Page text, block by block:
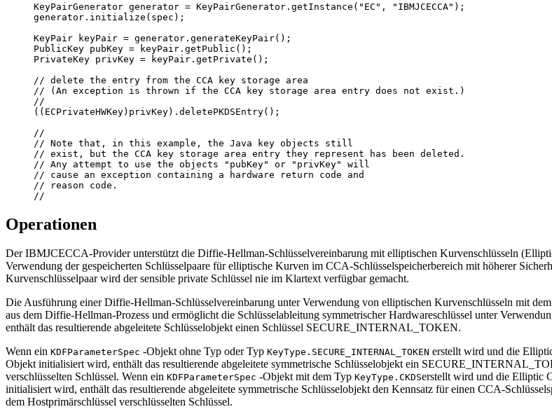
KeyPairGenerator generator = KeyPairGenerator.getInstance("EC", "IBMJCECCA");
generator.initialize(spec);
KeyPair keyPair = generator.generateKeyPair();
PublicKey pubKey = keyPair.getPublic();
PrivateKey privKey = keyPair.getPrivate();
// delete the entry from the CCA key storage area
// (An exception is thrown if the CCA key storage area entry does not exist.)
//
((ECPrivateHWKey)privKey).deletePKDSEntry();
//
// Note that, in this example, the Java key objects still
// exist, but the CCA key storage area entry they represent has been deleted.
// Any attempt to use the objects "pubKey" or "privKey" will
// cause an exception containing a hardware return code and
// reason code.
//
Operationen
Der IBMJCECCA-Provider unterstützt die Diffie-Hellman-Schlüsselvereinbarung mit elliptischen Kurvenschlüsseln
Verwendung der gespeicherten Schlüsselpaare für elliptische Kurven im CCA-Schlüsselspeicherbereich mit höherer
Kurvenschlüsselpaar wird der sensible private Schlüssel nie im Klartext verfügbar gemacht.
Die Ausführung einer Diffie-Hellman-Schlüsselvereinbarung unter Verwendung von elliptischen Kurvenschlüsseln mit
aus dem Diffie-Hellman-Prozess und ermöglicht die Schlüsselableitung symmetrischer Hardwareschlüssel unter
enthält das resultierende abgeleitete Schlüsselobjekt einen Schlüssel SECURE_INTERNAL_TOKEN.
Wenn ein KDFParameterSpec -Objekt ohne Typ oder Typ KeyType.SECURE_INTERNAL_TOKEN erstellt wird und die
Objekt initialisiert wird, enthält das resultierende abgeleitete symmetrische Schlüsselobjekt ein
verschlüsselten Schlüssel. Wenn ein KDFParameterSpec -Objekt mit dem Typ KeyType.CKDSerstellt wird und die Elliptic
initialisiert wird, enthält das resultierende abgeleitete symmetrische Schlüsselobjekt den Kennsatz für einen CCA-
dem Hostprimärschlüssel verschlüsselten Schlüssel.